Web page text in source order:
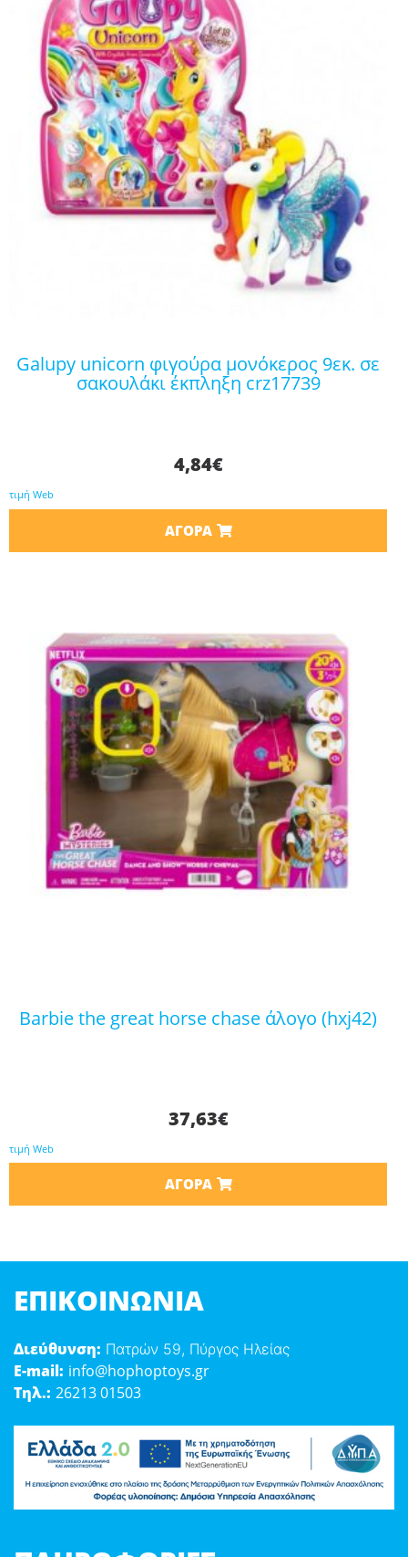
galupy unicorn φιγούρα μονόκερος 9εκ. σε
σακουλάκι έκπληξη crz17739
4,84€
τιμή Web
ΑΓΟΡΆ
barbie the great horse chase άλογο (hxj42)
37,63€
τιμή Web
ΑΓΟΡΆ
ΕΠΙΚΟΙΝΩΝΊΑ
Διεύθυνση: Πατρών 59, Πύργος Ηλείας
E-mail: info@hophoptoys.gr
Τηλ.: 26213 01503